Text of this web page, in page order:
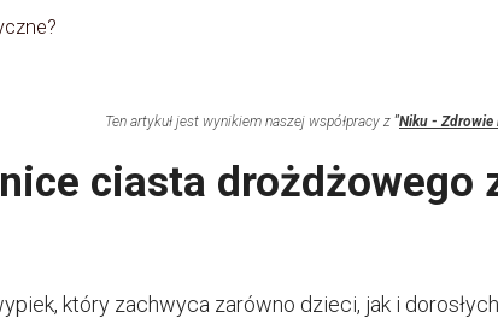
Ten artykuł jest wynikiem naszej współpracy z "Niku - Zdrowie
ciasta drożdżowego
który zachwyca zarówno dzieci, jak i dorosłych.